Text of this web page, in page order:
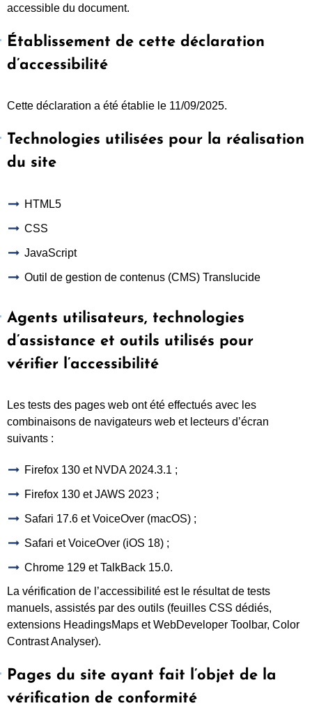
accessible du document.
Établissement de cette déclaration
d’accessibilité
Cette déclaration a été établie le 11/09/2025.
Technologies utilisées pour la réalisation
du site
HTML5
CSS
JavaScript
Outil de gestion de contenus (CMS) Translucide
Agents utilisateurs, technologies
d’assistance et outils utilisés pour
vérifier l’accessibilité
Les tests des pages web ont été effectués avec les
combinaisons de navigateurs web et lecteurs d’écran
suivants :
Firefox 130 et NVDA 2024.3.1 ;
Firefox 130 et JAWS 2023 ;
Safari 17.6 et VoiceOver (macOS) ;
Safari et VoiceOver (iOS 18) ;
Chrome 129 et TalkBack 15.0.
La vérification de l’accessibilité est le résultat de tests
manuels, assistés par des outils (feuilles CSS dédiés,
extensions HeadingsMaps et WebDeveloper Toolbar, Color
Contrast Analyser).
Pages du site ayant fait l’objet de la
vérification de conformité